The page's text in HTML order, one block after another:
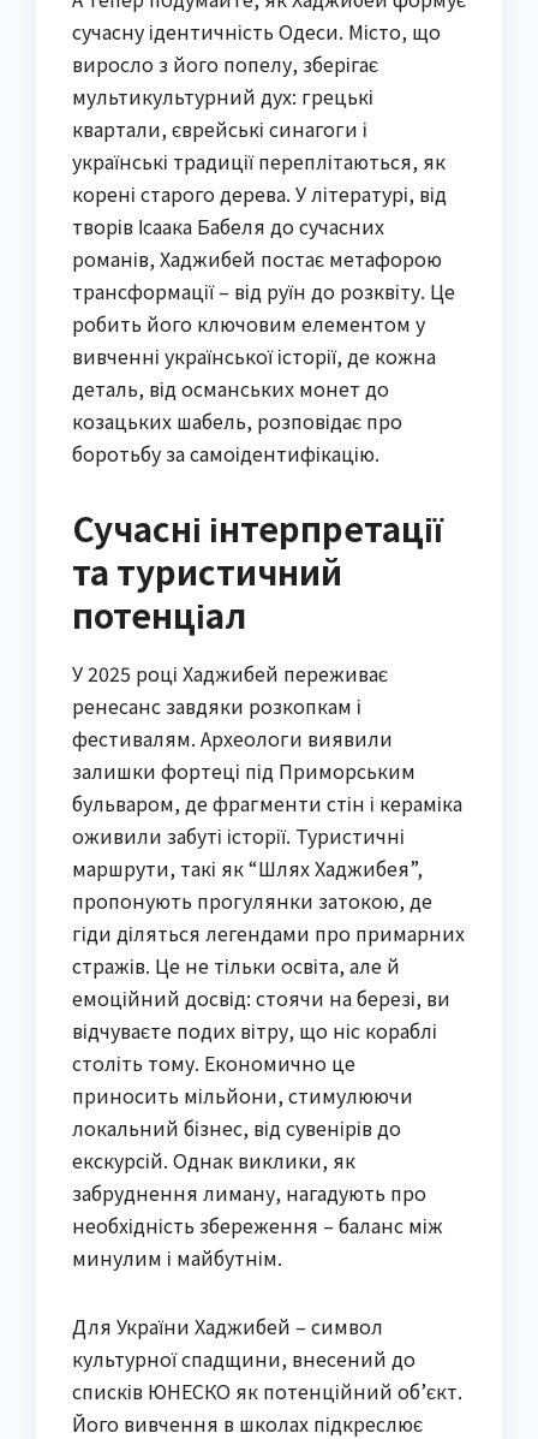
сучасну ідентичність Одеси. Місто, що
виросло з його попелу, зберігає
мультикультурний дух: грецькі
квартали, єврейські синагоги і
українські традиції переплітаються, як
корені старого дерева. У літературі, від
творів Ісаака Бабеля до сучасних
романів, Хаджибей постає метафорою
трансформації – від руїн до розквіту. Це
робить його ключовим елементом у
вивченні української історії, де кожна
деталь, від османських монет до
козацьких шабель, розповідає про
боротьбу за самоідентифікацію.
Сучасні інтерпретації
та туристичний
потенціал
У 2025 році Хаджибей переживає
ренесанс завдяки розкопкам і
фестивалям. Археологи виявили
залишки фортеці під Приморським
бульваром, де фрагменти стін і кераміка
оживили забуті історії. Туристичні
маршрути, такі як “Шлях Хаджибея”,
пропонують прогулянки затокою, де
гіди діляться легендами про примарних
стражів. Це не тільки освіта, але й
емоційний досвід: стоячи на березі, ви
відчуваєте подих вітру, що ніс кораблі
століть тому. Економично це
приносить мільйони, стимулюючи
локальний бізнес, від сувенірів до
екскурсій. Однак виклики, як
забруднення лиману, нагадують про
необхідність збереження – баланс між
минулим і майбутнім.
Для України Хаджибей – символ
культурної спадщини, внесений до
списків ЮНЕСКО як потенційний об’єкт.
Його вивчення в школах підкреслює